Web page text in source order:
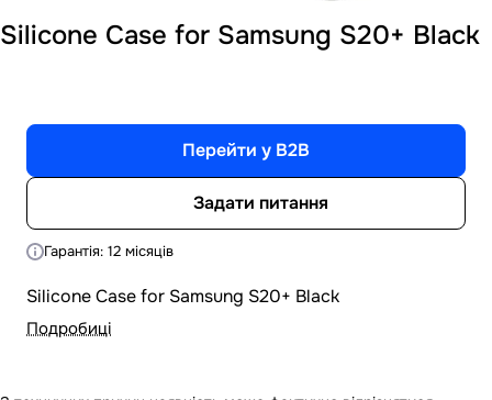
Silicone Case for Samsung S20+ Black
Перейти у B2B
Задати питання
Гарантія: 12 місяців
Silicone Case for Samsung S20+ Black
Подробиці